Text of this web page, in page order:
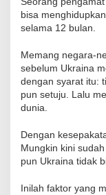
bisa
selama 12 bulan.
Memang negara-
sebelum Ukraina
dengan syarat itu:
pun setuju. Lalu
dunia.
Dengan
Mungkin kini
pun Ukraina tidak
Inilah faktor yang